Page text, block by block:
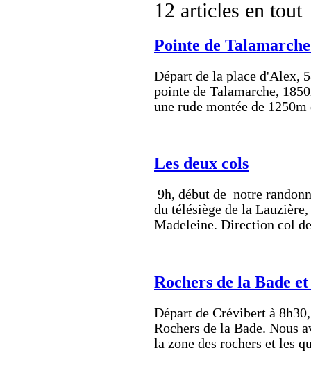
12 articles en tout
Pointe de
Départ de la place d'Alex,
pointe de Talamarche,
une rude montée de
Les deux cols
9h, début de notre
du télésiège de la
Madeleine. Direction col
Rochers de la Bade
Départ de Crévibert à
Rochers de la Bade. Nous
la zone des rochers et les